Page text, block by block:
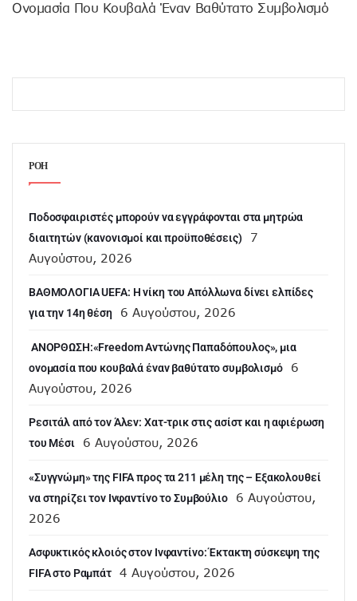
Ονομασία Που Κουβαλά Έναν Βαθύτατο Συμβολισμό
ΡΟΗ
Ποδοσφαιριστές μπορούν να εγγράφονται στα μητρώα
διαιτητών (κανονισμοί και προϋποθέσεις)
7
Αυγούστου, 2026
ΒΑΘΜΟΛΟΓΙΑ UEFA: Η νίκη του Απόλλωνα δίνει ελπίδες
για την 14η θέση
6 Αυγούστου, 2026
ANOΡΘΩΣΗ:«Freedom Αντώνης Παπαδόπουλος», μια
ονομασία που κουβαλά έναν βαθύτατο συμβολισμό
6
Αυγούστου, 2026
Ρεσιτάλ από τον Άλεν: Χατ-τρικ στις ασίστ και η αφιέρωση
του Μέσι
6 Αυγούστου, 2026
«Συγγνώμη» της FIFA προς τα 211 μέλη της – Εξακολουθεί
να στηρίζει τον Ινφαντίνο το Συμβούλιο
6 Αυγούστου,
2026
Ασφυκτικός κλοιός στον Ινφαντίνο: Έκτακτη σύσκεψη της
FIFA στο Ραμπάτ
4 Αυγούστου, 2026